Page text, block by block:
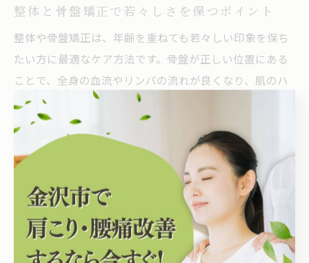
整体と骨盤矯正で若々しさを保つポイント
整体や骨盤矯正は、年齢を重ねても若々しい印象を保ち
たい方に最適なケア方法です。骨盤が正しい位置にある
ことで、全身の血流やリンパの流れが良くなり、肌のハ
リやツヤの向上、むくみの予防にも効果が期待できま
す。また、姿勢が美しく保たれることで、見た目年齢が
若く見えるというメリットもあります。
金沢市内では、産後ケアや加齢による体型の変化に悩む
女性の利用が増えており、口コミでも「体が軽くなっ
た」「歩くのが楽になった」などの声が寄せられていま
す。整体やカイロプラクティックの専門店では、健康と
美容の両面からサポートしてくれるため、自分らしい